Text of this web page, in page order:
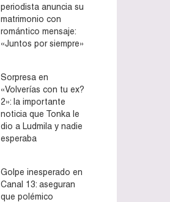
periodista anuncia su
matrimonio con
romántico mensaje:
«Juntos por siempre»
Sorpresa en
«Volverías con tu ex?
2»: la importante
noticia que Tonka le
dio a Ludmila y nadie
esperaba
Golpe inesperado en
Canal 13: aseguran
que polémico